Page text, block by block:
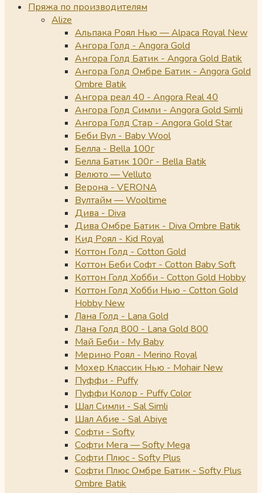
Пряжа по производителям
Alize
Альпака Роял Нью — Alpaca Royal New
Ангора Голд - Angora Gold
Ангора Голд Батик - Angora Gold Batik
Ангора Голд Омбре Батик - Angora Gold
Ombre Batik
Ангора реал 40 - Angora Real 40
Ангора Голд Симли - Angora Gold Simli
Ангора Голд Стар - Angora Gold Star
Беби Вул - Baby Wool
Белла - Bella 100г
Белла Батик 100г - Bella Batik
Велюто — Velluto
Верона - VERONA
Вултайм — Wooltime
Дива - Diva
Дива Омбре Батик - Diva Ombre Batik
Кид Роял - Kid Royal
Коттон Голд - Cotton Gold
Коттон Беби Софт - Cotton Baby Soft
Коттон Голд Хобби - Cotton Gold Hobby
Коттон Голд Хобби Нью - Cotton Gold
Hobby New
Лана Голд - Lana Gold
Лана Голд 800 - Lana Gold 800
Май Беби - My Baby
Мерино Роял - Merino Royal
Мохер Классик Нью - Mohair New
Пуффи - Puffy
Пуффи Колор - Puffy Color
Шал Симли - Sal Simli
Шал Абие - Sal Abiye
Софти - Softy
Софти Мега — Softy Mega
Софти Плюс - Softy Plus
Софти Плюс Омбре Батик - Softy Plus
Ombre Batik